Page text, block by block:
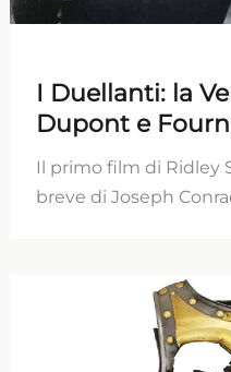
I Duellanti: la
Dupont e
Il primo film di Ridley
breve di Joseph